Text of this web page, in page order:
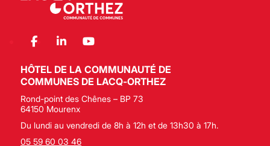
HÔTEL DE LA COMMUNAUTÉ DE
COMMUNES DE LACQ-ORTHEZ
Rond-point des Chênes – BP 73
64150 Mourenx
Du lundi au vendredi de 8h à 12h et de 13h30 à 17h.
05 59 60 03 46